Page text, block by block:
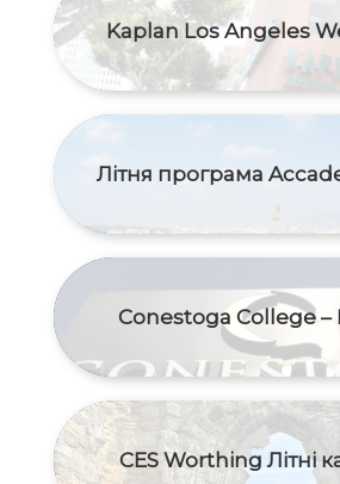
Kaplan Los Angeles
Літня програма
Conestoga College –
CES Worthing Літні